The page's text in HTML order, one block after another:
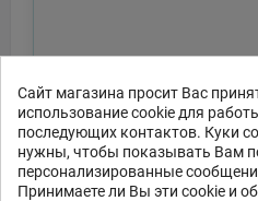
Сайт магазина просит Вас
использование cookie для
последующих контактов. Куки
нужны, чтобы показывать Вам
персонализированные
Принимаете ли Вы эти cookie и